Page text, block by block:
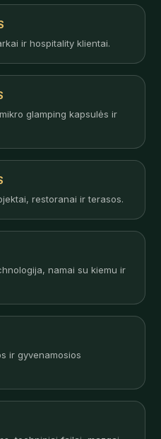
ir hospitality klientai.
glamping kapsulės ir
restoranai ir terasos.
namai su kiemu ir
ir gyvenamosios